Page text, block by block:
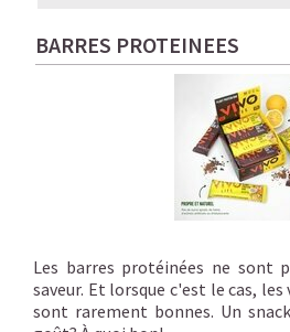
BARRES PROTEINEES
Les barres protéinées ne sont
saveur. Et lorsque c'est le cas,
sont rarement bonnes. Un